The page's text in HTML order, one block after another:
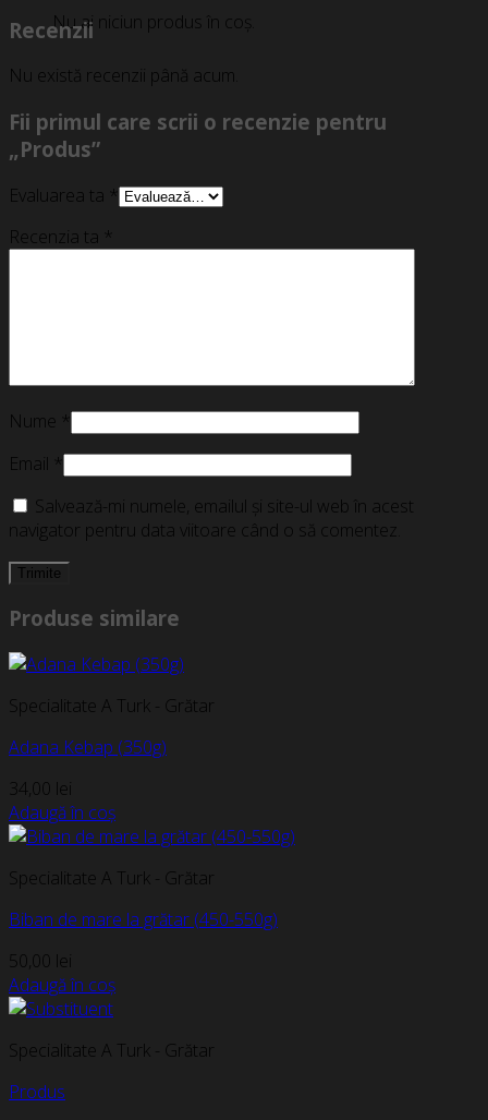
Nu ai niciun produs în coș.
Recenzii
Nu există recenzii până acum.
Fii primul care scrii o recenzie pentru
„Produs”
Evaluarea ta *
Recenzia ta *
Nume *
Email *
Salvează-mi numele, emailul și site-ul web în acest
navigator pentru data viitoare când o să comentez.
Produse similare
Specialitate A Turk - Grătar
Adana Kebap (350g)
34,00 lei
Adaugă în coș
Specialitate A Turk - Grătar
Biban de mare la grătar (450-550g)
50,00 lei
Adaugă în coș
Specialitate A Turk - Grătar
Produs